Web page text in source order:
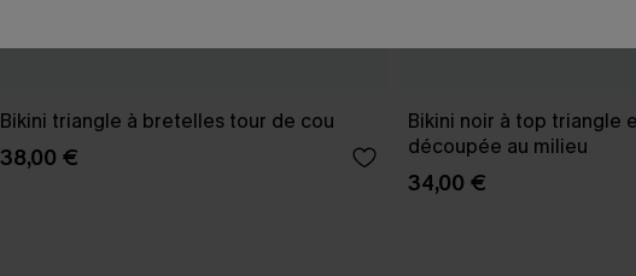
Bikini triangle à bretelles tour de cou
38,00 €
Bikini noir à top triangle
découpée au milieu
34,00 €